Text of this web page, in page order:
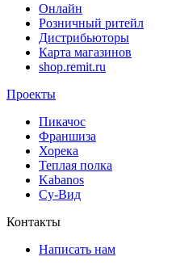
Онлайн
Розничный ритейл
Дистрибьюторы
Карта магазинов
shop.remit.ru
Проекты
Пикачос
Франшиза
Хорека
Теплая полка
Kabanos
Су-Вид
Контакты
Написать нам